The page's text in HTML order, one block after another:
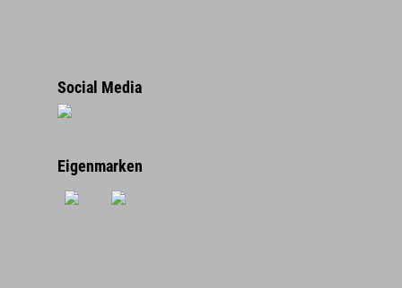
Social Media
Eigenmarken